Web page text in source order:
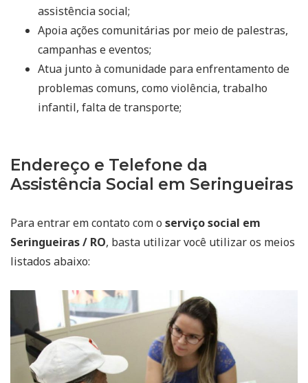
assistência social;
Apoia ações comunitárias por meio de palestras,
campanhas e eventos;
Atua junto à comunidade para enfrentamento de
problemas comuns, como violência, trabalho
infantil, falta de transporte;
Endereço e Telefone da
Assistência Social em Seringueiras
Para entrar em contato com o serviço social em
Seringueiras / RO, basta utilizar você utilizar os meios
listados abaixo: